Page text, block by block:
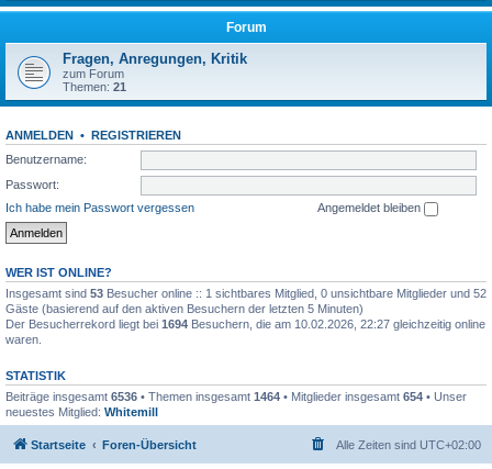
Forum
Fragen, Anregungen, Kritik
zum Forum
Themen: 21
ANMELDEN • REGISTRIEREN
Benutzername:
Passwort:
Ich habe mein Passwort vergessen
Angemeldet bleiben
WER IST ONLINE?
Insgesamt sind 53 Besucher online :: 1 sichtbares Mitglied, 0 unsichtbare Mitglieder und 52
Gäste (basierend auf den aktiven Besuchern der letzten 5 Minuten)
Der Besucherrekord liegt bei 1694 Besuchern, die am 10.02.2026, 22:27 gleichzeitig online
waren.
STATISTIK
Beiträge insgesamt 6536 • Themen insgesamt 1464 • Mitglieder insgesamt 654 • Unser
neuestes Mitglied: Whitemill
Startseite Foren-Übersicht Alle Zeiten sind UTC+02:00